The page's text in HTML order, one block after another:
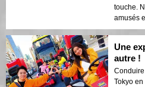
touche.
amusés
Une
autre !
Tokyo